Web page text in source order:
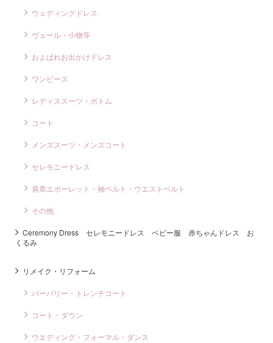
ウェディングドレス
ヴェール・小物等
およばれお出かけドレス
ワンピース
レディススーツ・ボトム
コート
メンズスーツ・メンズコート
セレモニードレス
肩章エポーレット・袖ベルト・ウエストベルト
その他
Ceremony Dress セレモニードレス ベビー服 赤ちゃんドレス お
くるみ
リメイク・リフォーム
バーバリー・トレンチコート
コート・ダウン
ウエディング・フォーマル・ダンス